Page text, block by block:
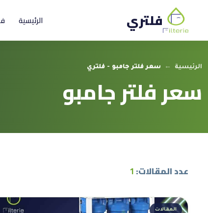
فلتري الرئيسية
الرئيسية ← سعر فلتر جامبو - فلتري
سعر فلتر جامبو
عدد المقالات:1
المقالات